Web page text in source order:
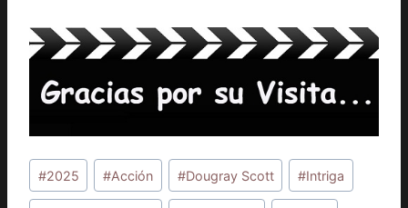
Etiquetas
de
#2025 #Acción #Dougray Scott #Intriga